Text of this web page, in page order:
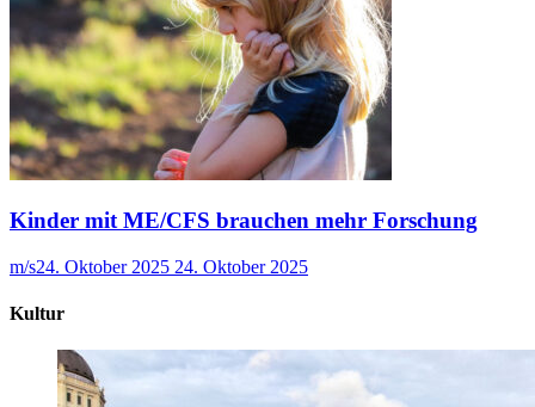
Kinder mit ME/CFS brauchen mehr Forschung
m/s24. Oktober 2025 24. Oktober 2025
Kultur